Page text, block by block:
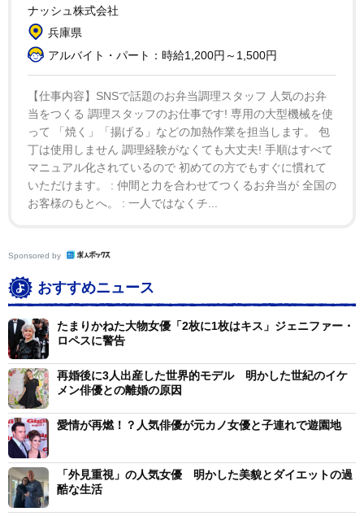
ナッシュ株式会社
兵庫県
アルバイト・パート：時給1,200円～1,500円
【仕事内容】SNSで話題のお弁当調理スタッフ 人気のお弁
当をつくる 調理スタッフのお仕事です! 専用の大型機械を使
って 「焼く」「揚げる」などの加熱作業を担当します。 包
丁は使用しません 調理経験がなくても大丈夫! 手順はすべて
マニュアル化されているので 初めての方でもすぐに慣れて
いただけます。 : 仲間と力を合わせてつくるお弁当が 全国の
お客様のもとへ。 : 一人ではなくチ...
Sponsored by
おすすめニュース
たまりかねた大物女優「2枚に1枚はキス」ジェニファー・
ロペスに警告
再婚後に3人出産した世界的モデル 明かした世紀のイケ
メン俳優との離婚の原因
愛情が再燃！？人気俳優が元カノ女優と子連れで遊園地
「外見重視」の人気女優 明かした美貌とダイエットの過
酷な生活